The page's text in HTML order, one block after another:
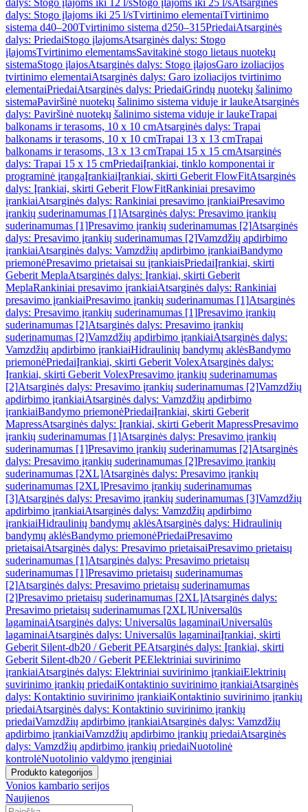
dalys: Stogo įlajoms iki 12 l/sStogo įlajoms iki 25 l/sAtsarginės
dalys: Stogo įlajoms iki 25 l/sTvirtinimo elementaiTvirtinimo
sistema d40–200Tvirtinimo sistema d250–315PriedaiAtsarginės
dalys: PriedaiStogo įlajomsAtsarginės dalys: Stogo
įlajomsTvirtinimo elementamsSavitakinė stogo lietaus nuotekų
sistemaStogo įlajosAtsarginės dalys: Stogo įlajosGaro izoliacijos
tvirtinimo elementaiAtsarginės dalys: Garo izoliacijos tvirtinimo
elementaiPriedaiAtsarginės dalys: PriedaiGrindų nuotekų šalinimo
sistemaPaviršinė nuotekų šalinimo sistema viduje ir laukeAtsarginės
dalys: Paviršinė nuotekų šalinimo sistema viduje ir laukeTrapai
balkonams ir terasoms, 10 x 10 cmAtsarginės dalys: Trapai
balkonams ir terasoms, 10 x 10 cmTrapai 13 x 13 cmTrapai
balkonams ir terasoms, 13 x 13 cmTrapai 15 x 15 cmAtsarginės
dalys: Trapai 15 x 15 cmPriedaiĮrankiai, tinklo komponentai ir
programinė įrangaĮrankiaiĮrankiai, skirti Geberit FlowFitAtsarginės
dalys: Įrankiai, skirti Geberit FlowFitRankiniai presavimo
įrankiaiAtsarginės dalys: Rankiniai presavimo įrankiaiPresavimo
įrankių suderinamumas [1]Atsarginės dalys: Presavimo įrankių
suderinamumas [1]Presavimo įrankių suderinamumas [2]Atsarginės
dalys: Presavimo įrankių suderinamumas [2]Vamzdžių apdirbimo
įrankiaiAtsarginės dalys: Vamzdžių apdirbimo įrankiaiBandymo
priemonėPresavimo prietaisai su įrankiaisPriedaiĮrankiai, skirti
Geberit MeplaAtsarginės dalys: Įrankiai, skirti Geberit
MeplaRankiniai presavimo įrankiaiAtsarginės dalys: Rankiniai
presavimo įrankiaiPresavimo įrankių suderinamumas [1]Atsarginės
dalys: Presavimo įrankių suderinamumas [1]Presavimo įrankių
suderinamumas [2]Atsarginės dalys: Presavimo įrankių
suderinamumas [2]Vamzdžių apdirbimo įrankiaiAtsarginės dalys:
Vamzdžių apdirbimo įrankiaiHidraulinių bandymų aklėsBandymo
priemonėPriedaiĮrankiai, skirti Geberit VolexAtsarginės dalys:
Įrankiai, skirti Geberit VolexPresavimo įrankių suderinamumas
[2]Atsarginės dalys: Presavimo įrankių suderinamumas [2]Vamzdžių
apdirbimo įrankiaiAtsarginės dalys: Vamzdžių apdirbimo
įrankiaiBandymo priemonėPriedaiĮrankiai, skirti Geberit
MapressAtsarginės dalys: Įrankiai, skirti Geberit MapressPresavimo
įrankių suderinamumas [1]Atsarginės dalys: Presavimo įrankių
suderinamumas [1]Presavimo įrankių suderinamumas [2]Atsarginės
dalys: Presavimo įrankių suderinamumas [2]Presavimo įrankių
suderinamumas [2XL]Atsarginės dalys: Presavimo įrankių
suderinamumas [2XL]Presavimo įrankių suderinamumas
[3]Atsarginės dalys: Presavimo įrankių suderinamumas [3]Vamzdžių
apdirbimo įrankiaiAtsarginės dalys: Vamzdžių apdirbimo
įrankiaiHidraulinių bandymų aklėsAtsarginės dalys: Hidraulinių
bandymų aklėsBandymo priemonėPriedaiPresavimo
prietaisaiAtsarginės dalys: Presavimo prietaisaiPresavimo prietaisų
suderinamumas [1]Atsarginės dalys: Presavimo prietaisų
suderinamumas [1]Presavimo prietaisų suderinamumas
[2]Atsarginės dalys: Presavimo prietaisų suderinamumas
[2]Presavimo prietaisų suderinamumas [2XL]Atsarginės dalys:
Presavimo prietaisų suderinamumas [2XL]Universalūs
lagaminaiAtsarginės dalys: Universalūs lagaminaiUniversalūs
lagaminaiAtsarginės dalys: Universalūs lagaminaiĮrankiai, skirti
Geberit Silent-db20 / Geberit PEAtsarginės dalys: Įrankiai, skirti
Geberit Silent-db20 / Geberit PEElektriniai suvirinimo
įrankiaiAtsarginės dalys: Elektriniai suvirinimo įrankiaiElektrinių
suvirinimo įrankių priedaiKontaktinio suvirinimo įrankiaiAtsarginės
dalys: Kontaktinio suvirinimo įrankiaiKontaktinio suvirinimo įrankių
priedaiAtsarginės dalys: Kontaktinio suvirinimo įrankių
priedaiVamzdžių apdirbimo įrankiaiAtsarginės dalys: Vamzdžių
apdirbimo įrankiaiVamzdžių apdirbimo įrankių priedaiAtsarginės
dalys: Vamzdžių apdirbimo įrankių priedaiNuotolinė
kontrolėNuotolinio valdymo įrenginiai
Produkto kategorijos
Vonios kambario serijos
Naujienos